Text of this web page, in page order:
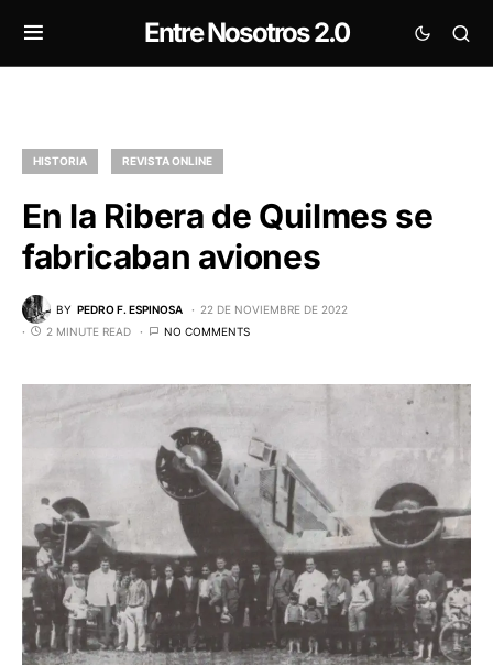
Entre Nosotros 2.0
HISTORIA REVISTA ONLINE
En la Ribera de Quilmes se
fabricaban aviones
BY PEDRO F. ESPINOSA
22 DE NOVIEMBRE DE 2022
2 MINUTE READ
NO COMMENTS